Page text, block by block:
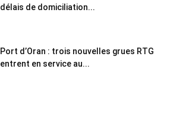
délais de domiciliation...
Port d’Oran : trois nouvelles grues RTG
entrent en service au...